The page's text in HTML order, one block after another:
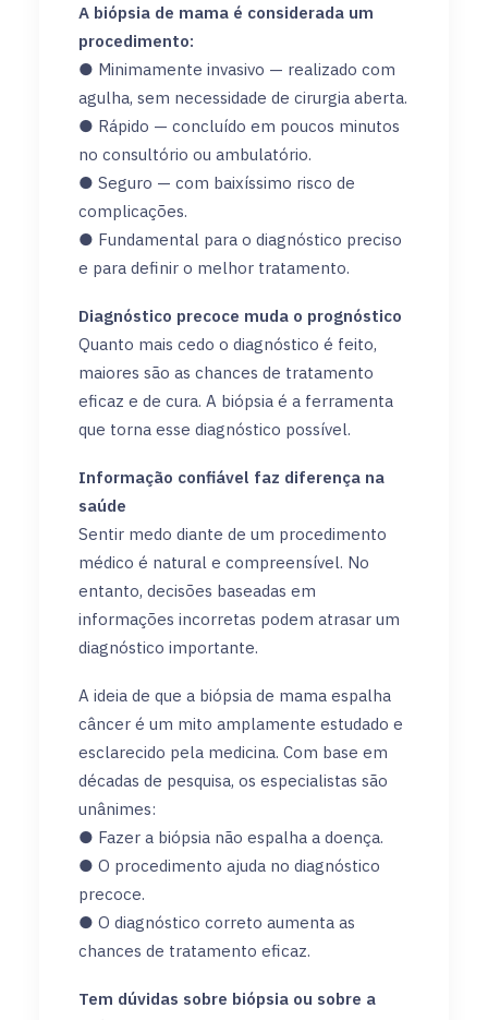
A biópsia de mama é considerada um
procedimento:
● Minimamente invasivo — realizado com
agulha, sem necessidade de cirurgia aberta.
● Rápido — concluído em poucos minutos
no consultório ou ambulatório.
● Seguro — com baixíssimo risco de
complicações.
● Fundamental para o diagnóstico preciso
e para definir o melhor tratamento.
Diagnóstico precoce muda o prognóstico
Quanto mais cedo o diagnóstico é feito,
maiores são as chances de tratamento
eficaz e de cura. A biópsia é a ferramenta
que torna esse diagnóstico possível.
Informação confiável faz diferença na
saúde
Sentir medo diante de um procedimento
médico é natural e compreensível. No
entanto, decisões baseadas em
informações incorretas podem atrasar um
diagnóstico importante.
A ideia de que a biópsia de mama espalha
câncer é um mito amplamente estudado e
esclarecido pela medicina. Com base em
décadas de pesquisa, os especialistas são
unânimes:
● Fazer a biópsia não espalha a doença.
● O procedimento ajuda no diagnóstico
precoce.
● O diagnóstico correto aumenta as
chances de tratamento eficaz.
Tem dúvidas sobre biópsia ou sobre a